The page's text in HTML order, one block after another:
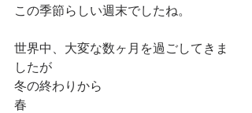
この季節らしい週末でしたね。
世界中、大変な数ヶ月を過ごしてきま
したが
冬の終わりから
春